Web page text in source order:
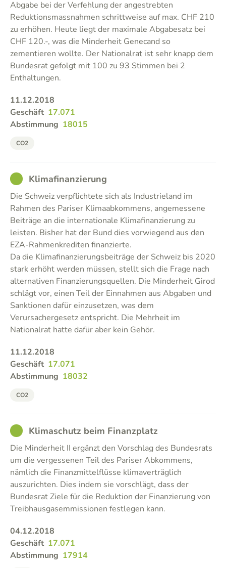
Abgabe bei der Verfehlung der angestrebten
Reduktionsmassnahmen schrittweise auf max. CHF 210
zu erhöhen. Heute liegt der maximale Abgabesatz bei
CHF 120.-, was die Minderheit Genecand so
zementieren wollte. Der Nationalrat ist sehr knapp dem
Bundesrat gefolgt mit 100 zu 93 Stimmen bei 2
Enthaltungen.
11.12.2018
Geschäft 17.071
Abstimmung 18015
CO2
GOODKlimafinanzierung
Die Schweiz verpflichtete sich als Industrieland im
Rahmen des Pariser Klimaabkommens, angemessene
Beiträge an die internationale Klimafinanzierung zu
leisten. Bisher hat der Bund dies vorwiegend aus den
EZA-Rahmenkrediten finanzierte.
Da die Klimafinanzierungsbeiträge der Schweiz bis 2020
stark erhöht werden müssen, stellt sich die Frage nach
alternativen Finanzierungsquellen. Die Minderheit Girod
schlägt vor, einen Teil der Einnahmen aus Abgaben und
Sanktionen dafür einzusetzen, was dem
Verursachergesetz entspricht. Die Mehrheit im
Nationalrat hatte dafür aber kein Gehör.
11.12.2018
Geschäft 17.071
Abstimmung 18032
CO2
GOODKlimaschutz beim Finanzplatz
Die Minderheit II ergänzt den Vorschlag des Bundesrats
um die vergessenen Teil des Pariser Abkommens,
nämlich die Finanzmittelflüsse klimaverträglich
auszurichten. Dies indem sie vorschlägt, dass der
Bundesrat Ziele für die Reduktion der Finanzierung von
Treibhausgasemmissionen festlegen kann.
04.12.2018
Geschäft 17.071
Abstimmung 17914